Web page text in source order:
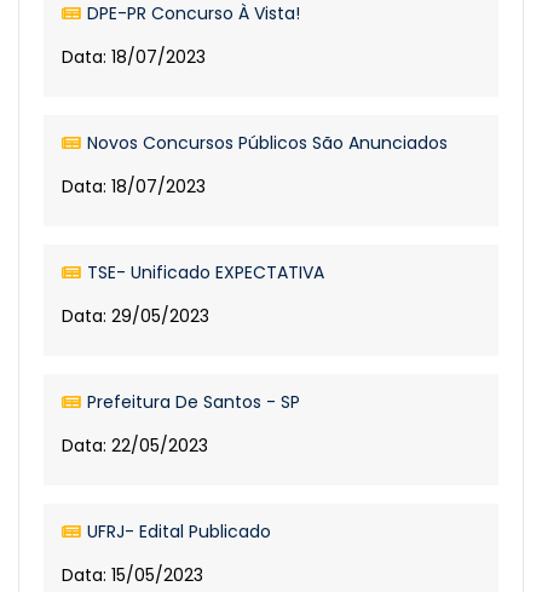
DPE-PR Concurso À Vista!
Data: 18/07/2023
Novos Concursos Públicos São Anunciados
Data: 18/07/2023
TSE- Unificado EXPECTATIVA
Data: 29/05/2023
Prefeitura De Santos - SP
Data: 22/05/2023
UFRJ- Edital Publicado
Data: 15/05/2023